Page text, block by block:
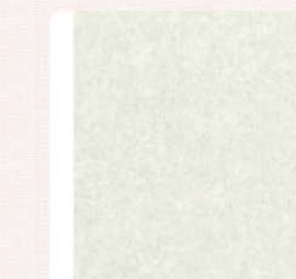
Коллекция: Trend